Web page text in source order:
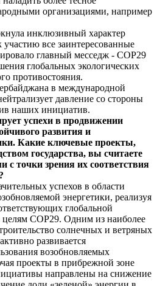
организациями, например
инклюзивный характер
все заинтересованные
главный месседж - COP29
глобальных экологических
противостояния.
в международной
давление со стороны
наших инициатив.
успехи в продвижении
развития и
Какие ключевые проекты,
государства, вы считаете
с точки зрения их соответствия
успехов в области
энергетики, реализуя
глобальной
целям COP29. Одним из наиболее
солнечных и ветряных
развивается
возобновляемых
проекты в прибрежной зоне
направлены на снижение